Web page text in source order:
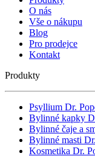
O nás
Vše o nákupu
Blog
Pro prodejce
Kontakt
Produkty
Psyllium Dr.
Bylinné kapky
Bylinné čaje a
Bylinné masti
Kosmetika Dr.